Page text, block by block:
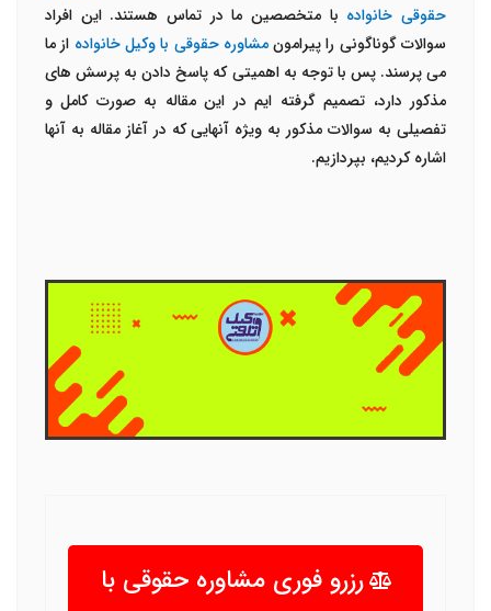
حقوقی خانواده با متخصصین ما در تماس هستند. این افراد
سوالات گوناگونی را پیرامونمشاوره حقوقی با وکیل خانواده از ما
می پرسند. پس با توجه به اهمیتی که پاسخ دادن به پرسش های
مذکور دارد، تصمیم گرفته ایم در این مقاله به صورت کامل و
تفصیلی به سوالات مذکور به ویژه آنهایی که در آغاز مقاله به آنها
اشاره کردیم، بپردازیم.
رزرو فوری مشاوره حقوقی با